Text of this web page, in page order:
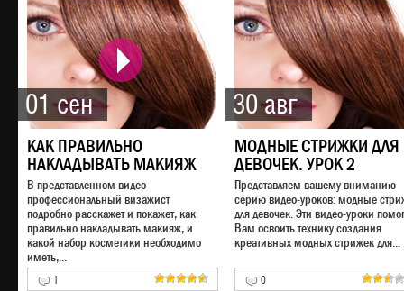
01 сен
КАК ПРАВИЛЬНО
НАКЛАДЫВАТЬ МАКИЯЖ
В представленном видео
профессиональный визажист
подробно расскажет и покажет, как
правильно накладывать макияж, и
какой набор косметики необходимо
иметь,...
1
30 авг
МОДНЫЕ СТРИЖКИ ДЛЯ
ДЕВОЧЕК. УРОК 2
Представляем вашему вниманию
серию видео-уроков: модные
для девочек. Эти видео-уроки
Вам освоить технику создания
креативных модных стрижек для...
0